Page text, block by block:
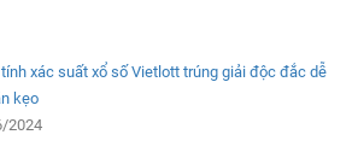
xác suất xổ số Vietlott trúng giải độc đắc dễ
kẹo
2024